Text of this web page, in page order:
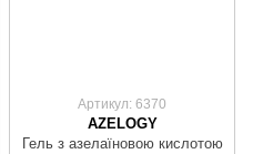
Артикул: 6370
AZELOGY
Гель з азелаїновою кислотою